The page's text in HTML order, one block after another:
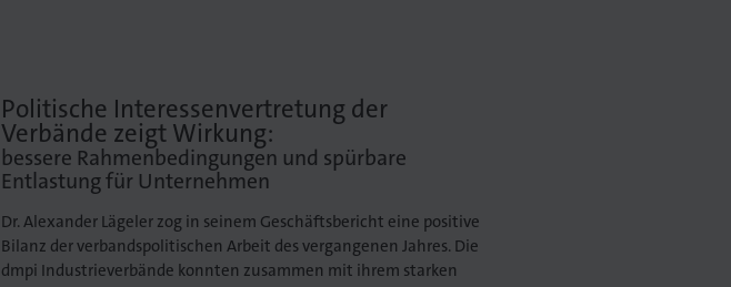
Politische Interessenvertretung der
Verbände zeigt Wirkung:
bessere Rahmenbedingungen und spürbare
Entlastung für Unternehmen
Dr. Alexander Lägeler zog in seinem Geschäftsbericht eine positive
Bilanz der verbandspolitischen Arbeit des vergangenen Jahres. Die
dmpi Industrieverbände konnten zusammen mit ihrem starken